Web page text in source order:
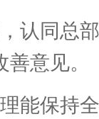
认同总
意见。
能保持